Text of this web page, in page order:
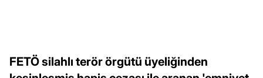
FETÖ silahlı terör örgütü üyeliğinden